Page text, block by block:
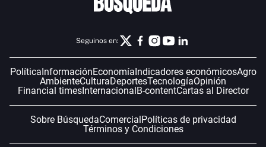
Seguinos en:
PolíticaInformaciónEconomíaIndicadores económicosAgro
AmbienteCulturaDeportesTecnologíaOpinión
Financial timesInternacionalB-contentCartas al Director
Sobre BúsquedaComercialPolíticas de privacidad
Términos y Condiciones